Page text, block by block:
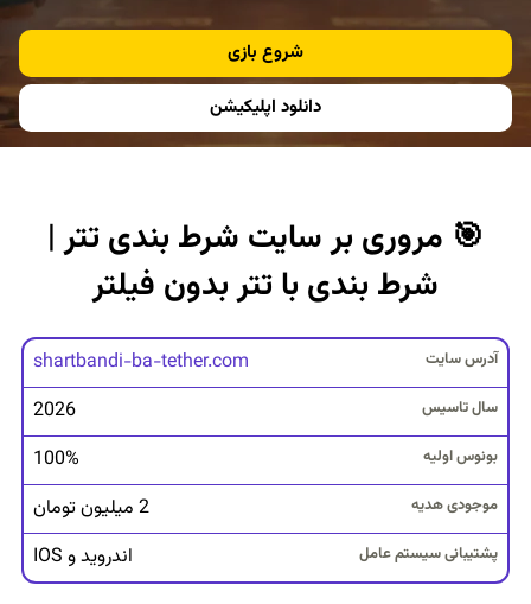
شروع بازی
دانلود اپلیکیشن
🎯 مروری بر سایت شرط بندی تتر |
شرط بندی با تتر بدون فیلتر
آ
د
ر
س
س
ا
ی
ت
س
shartbandi-ba-tether.com
2026
100%
2 میلیون تومان
اندروید و IOS